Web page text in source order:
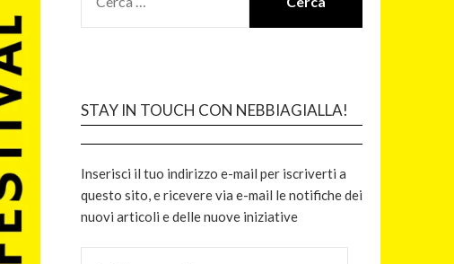
STAY IN TOUCH CON NEBBIAGIALLA!
Inserisci il tuo indirizzo e-mail per iscriverti a
questo sito, e ricevere via e-mail le notifiche dei
nuovi articoli e delle nuove iniziative